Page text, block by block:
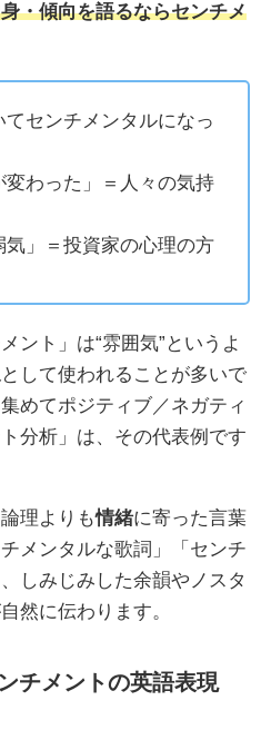
・傾向を語るならセンチメ
てセンチメンタルになっ
変わった」＝人々の気持
気」＝投資家の心理の方
ント」は“雰囲気”というよ
として使われることが多いで
めてポジティブ／ネガティ
分析」は、その代表例です
理よりも情緒に寄った言葉
メンタルな歌詞」「センチ
しみじみした余韻やノスタ
然に伝わります。
チメントの英語表現